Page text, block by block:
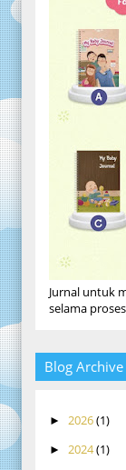
Jurnal untuk
selama
Blog Archive
► 2026(1)
► 2024(1)